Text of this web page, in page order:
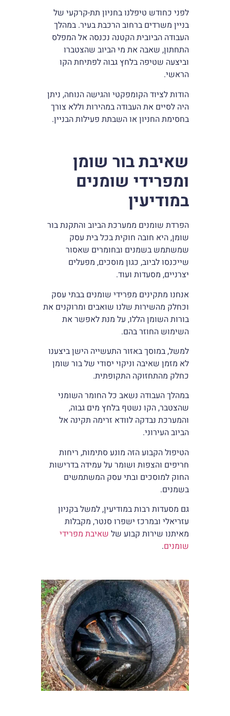
לפני כחודש טיפלנו בחניון תת-קרקעי של
בניין משרדים ברחוב הרכבת בעיר. במהלך
העבודה הביובית הקטנה נכנסה אל המפלס
התחתון, שאבה את מי הביוב שהצטברו
וביצעה שטיפה בלחץ גבוה לפתיחת הקו
הראשי.
הודות לציוד הקומפקטי והגישה הנוחה, ניתן
היה לסיים את העבודה במהירות וללא צורך
בחסימת החניון או השבתת פעילות הבניין.
שאיבת בור שומן
ומפרידי שומנים
במודיעין
הפרדת שומנים ממערכת הביוב והתקנת בור
שומן, היא חובה חוקית בכל בית עסק
שמשתמש בשמנים ובחומרים שאסור
שייכנסו לביוב, כגון מוסכים, מפעלים
יצרניים, מסעדות ועוד.
אנחנו מתקינים מפרידי שומנים בבתי עסק
וכחלק מהשירות שלנו שואבים ומרוקנים את
בורות השומן הללו, על מנת לאפשר את
השימוש החוזר בהם.
למשל, במוסך באזור התעשייה הישן ביצענו
לא מזמן שאיבה וניקוי יסודי של בור שומן
כחלק מהתחזוקה התקופתית.
במהלך העבודה נשאב כל החומר השומני
שהצטבר, הקו נשטף בלחץ מים גבוה,
והמערכת נבדקה לוודא זרימה תקינה אל
הביוב העירוני.
הטיפול הקבוע הזה מונע סתימות, ריחות
חריפים והצפות ושומר על עמידה בדרישות
החוק למוסכים ובתי עסק המשתמשים
בשמנים.
גם מסעדות רבות במודיעין, למשל בקניון
עזריאלי ובמרכז ישפרו סנטר, מקבלות
מאיתנו שירות קבוע של שאיבת מפרידי
שומנים.